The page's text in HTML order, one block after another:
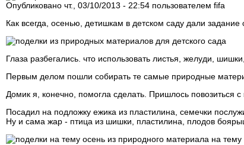
Опубликовано чт., 03/10/2013 - 22:54 пользователем fifa
Как всегда, осенью, детишкам в детском саду дали
Глаза разбегались. что использовать листья, желуди,
Первым делом пошли собирать те самые природные
Домик я, конечно, помогла сделать. Пришлось повозиться
Посадил на подложку ежика из пластилина, семечки
Ну и сама жар - птица из шишки, пластилина, плодов